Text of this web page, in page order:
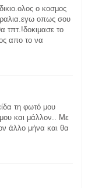
ο κοσμος
οπως σου
τπτ.!δοκιμασε το
απο το να
τη φωτό μου
και μάλλον.. Με
άλλο μήνα και θα